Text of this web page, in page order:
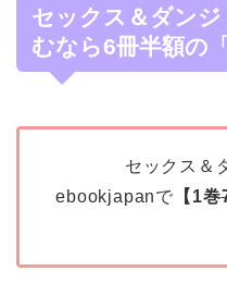
セックス＆ダン
むなら6冊半額の
セックス＆
ebookjapanで 【1巻